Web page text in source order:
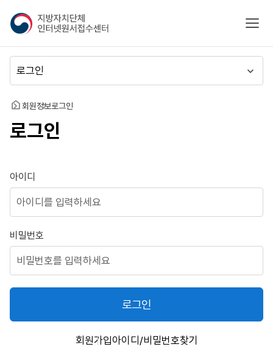
지
방
자
치
단
체
인
넷
접
수
센
모바
뉴
동
홈 회원정보로그인
로그인
로그인
아이디
비밀번호
로그인
회원가입아이디/비밀번호찾기